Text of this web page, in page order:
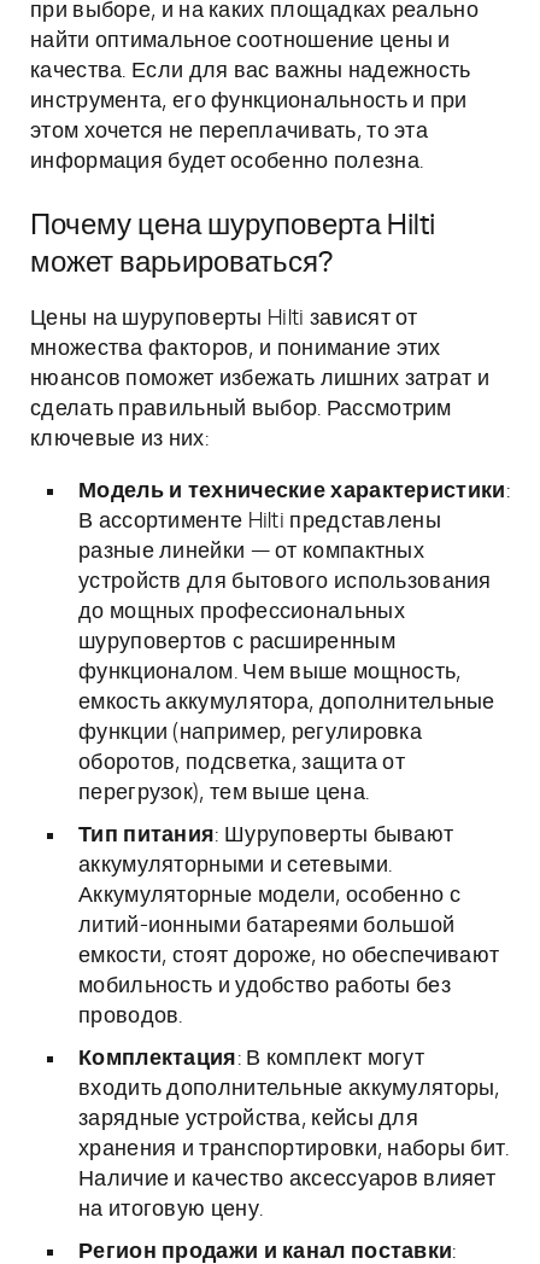
при выборе, и на каких площадках реально
найти оптимальное соотношение цены и
качества. Если для вас важны надежность
инструмента, его функциональность и при
этом хочется не переплачивать, то эта
информация будет особенно полезна.
Почему цена шуруповерта Hilti
может варьироваться?
Цены на шуруповерты Hilti зависят от
множества факторов, и понимание этих
нюансов поможет избежать лишних затрат и
сделать правильный выбор. Рассмотрим
ключевые из них:
Модель и технические характеристики:
В ассортименте Hilti представлены
разные линейки — от компактных
устройств для бытового использования
до мощных профессиональных
шуруповертов с расширенным
функционалом. Чем выше мощность,
емкость аккумулятора, дополнительные
функции (например, регулировка
оборотов, подсветка, защита от
перегрузок), тем выше цена.
Тип питания: Шуруповерты бывают
аккумуляторными и сетевыми.
Аккумуляторные модели, особенно с
литий-ионными батареями большой
емкости, стоят дороже, но обеспечивают
мобильность и удобство работы без
проводов.
Комплектация: В комплект могут
входить дополнительные аккумуляторы,
зарядные устройства, кейсы для
хранения и транспортировки, наборы бит.
Наличие и качество аксессуаров влияет
на итоговую цену.
Регион продажи и канал поставки: